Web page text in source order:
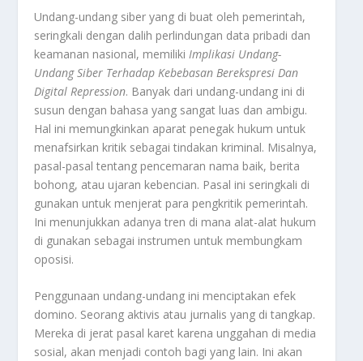
Undang-undang siber yang di buat oleh pemerintah,
seringkali dengan dalih perlindungan data pribadi dan
keamanan nasional, memiliki Implikasi Undang-
Undang Siber Terhadap Kebebasan Berekspresi Dan
Digital Repression. Banyak dari undang-undang ini di
susun dengan bahasa yang sangat luas dan ambigu.
Hal ini memungkinkan aparat penegak hukum untuk
menafsirkan kritik sebagai tindakan kriminal. Misalnya,
pasal-pasal tentang pencemaran nama baik, berita
bohong, atau ujaran kebencian. Pasal ini seringkali di
gunakan untuk menjerat para pengkritik pemerintah.
Ini menunjukkan adanya tren di mana alat-alat hukum
di gunakan sebagai instrumen untuk membungkam
oposisi.
Penggunaan undang-undang ini menciptakan efek
domino. Seorang aktivis atau jurnalis yang di tangkap.
Mereka di jerat pasal karet karena unggahan di media
sosial, akan menjadi contoh bagi yang lain. Ini akan